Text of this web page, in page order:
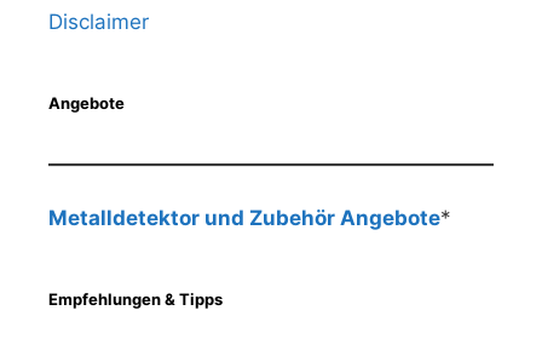
Disclaimer
Angebote
Metalldetektor und Zubehör Angebote*
Empfehlungen & Tipps